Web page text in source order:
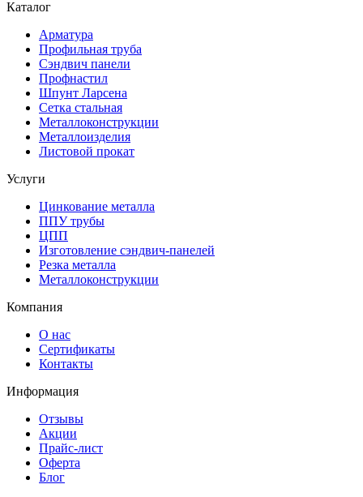
Каталог
Арматура
Профильная труба
Сэндвич панели
Профнастил
Шпунт Ларсена
Сетка стальная
Металлоконструкции
Металлоизделия
Листовой прокат
Услуги
Цинкование металла
ППУ трубы
ЦПП
Изготовление сэндвич-панелей
Резка металла
Металлоконструкции
Компания
О нас
Сертификаты
Контакты
Информация
Отзывы
Акции
Прайс-лист
Оферта
Блог